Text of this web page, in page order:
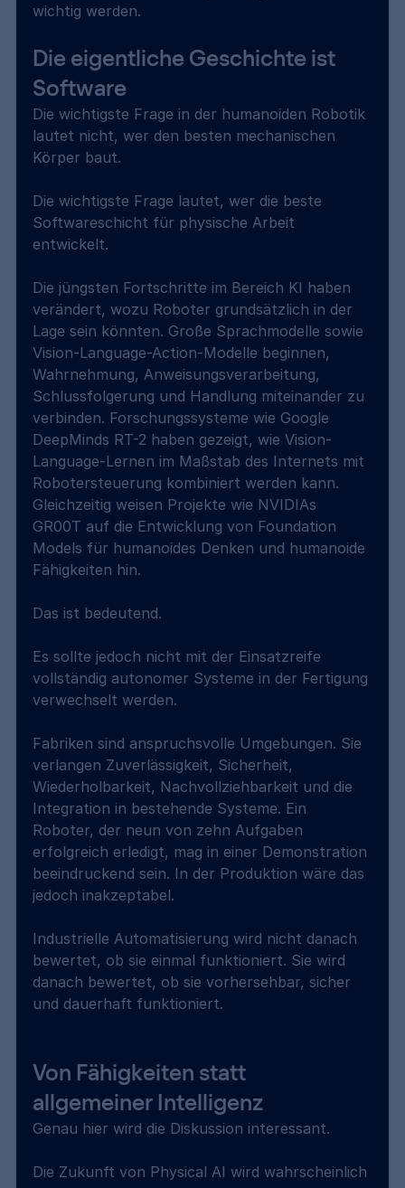
wichtig werden.
Die eigentliche Geschichte ist
Software
Die wichtigste Frage in der humanoiden Robotik
lautet nicht, wer den besten mechanischen
Körper baut.
Die wichtigste Frage lautet, wer die beste
Softwareschicht für physische Arbeit
entwickelt.
Die jüngsten Fortschritte im Bereich KI haben
verändert, wozu Roboter grundsätzlich in der
Lage sein könnten. Große Sprachmodelle sowie
Vision-Language-Action-Modelle beginnen,
Wahrnehmung, Anweisungsverarbeitung,
Schlussfolgerung und Handlung miteinander zu
verbinden. Forschungssysteme wie Google
DeepMinds RT-2 haben gezeigt, wie Vision-
Language-Lernen im Maßstab des Internets mit
Robotersteuerung kombiniert werden kann.
Gleichzeitig weisen Projekte wie NVIDIAs
GR00T auf die Entwicklung von Foundation
Models für humanoides Denken und humanoide
Fähigkeiten hin.
Das ist bedeutend.
Es sollte jedoch nicht mit der Einsatzreife
vollständig autonomer Systeme in der Fertigung
verwechselt werden.
Fabriken sind anspruchsvolle Umgebungen. Sie
verlangen Zuverlässigkeit, Sicherheit,
Wiederholbarkeit, Nachvollziehbarkeit und die
Integration in bestehende Systeme. Ein
Roboter, der neun von zehn Aufgaben
erfolgreich erledigt, mag in einer Demonstration
beeindruckend sein. In der Produktion wäre das
jedoch inakzeptabel.
Industrielle Automatisierung wird nicht danach
bewertet, ob sie einmal funktioniert. Sie wird
danach bewertet, ob sie vorhersehbar, sicher
und dauerhaft funktioniert.
Von Fähigkeiten statt
allgemeiner Intelligenz
Genau hier wird die Diskussion interessant.
Die Zukunft von Physical AI wird wahrscheinlich